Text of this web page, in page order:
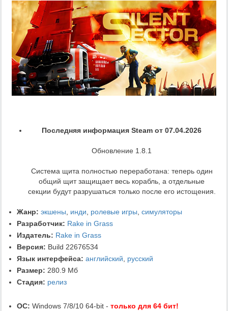
Последняя информация Steam от 07.04.2026
Обновление 1.8.1
Система щита полностью переработана: теперь один
общий щит защищает весь корабль, а отдельные
секции будут разрушаться только после его истощения.
Жанр: экшены, инди, ролевые игры, симуляторы
Разработчик: Rake in Grass
Издатель: Rake in Grass
Версия: Build 22676534
Язык интерфейса: английский, русский
Размер: 280.9 Мб
Стадия: релиз
ОС: Windows 7/8/10 64-bit - только для 64 бит!